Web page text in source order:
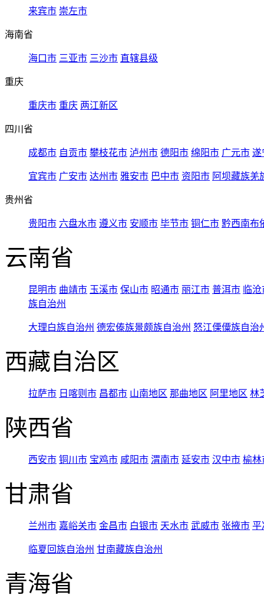
来宾市 崇左市
海南省
海口市 三亚市 三沙市 直辖县级
重庆
重庆市 重庆 两江新区
四川省
成都市 自贡市 攀枝花市 泸州市 德阳市 绵阳市 广元市 遂
宜宾市 广安市 达州市 雅安市 巴中市 资阳市 阿坝藏族羌
贵州省
贵阳市 六盘水市 遵义市 安顺市 毕节市 铜仁市 黔西南布
云南省
昆明市 曲靖市 玉溪市 保山市 昭通市 丽江市 普洱市 临
族自治州
大理白族自治州 德宏傣族景颇族自治州 怒江傈僳族自治
西藏自治区
拉萨市 日喀则市 昌都市 山南地区 那曲地区 阿里地区 林
陕西省
西安市 铜川市 宝鸡市 咸阳市 渭南市 延安市 汉中市 榆林
甘肃省
兰州市 嘉峪关市 金昌市 白银市 天水市 武威市 张掖市 平
临夏回族自治州 甘南藏族自治州
青海省